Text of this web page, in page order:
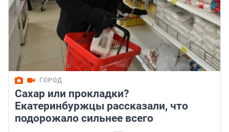
ГОРОД
Сахар или прокладки?
Екатеринбуржцы рассказали, что
подорожало сильнее всего